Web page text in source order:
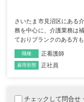
さいたま市見沼区にある
務を中心に、介護業務は
ておりブランクのある方も
職種 正看護師
雇用形態 正社員
チェックして問合せ